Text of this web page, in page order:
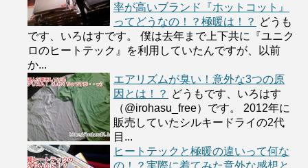
率が高いブランド『ホットコット』
ってどうなの！？極暖は！？ どうも
です、いろはすです。 僕は去年まで上下共に『ユニク
ロのヒートテック』を利用していたんですが、以前
か...
エアリズムが臭い！意外な3つの原
因とは！？ どうもです、いろはす
（@irohasu_free）です。 2012年に
販売していたシルキードライの2代
目...
ヒートテックと極暖の違いって何な
の！？実際に着てみた意外な感想と